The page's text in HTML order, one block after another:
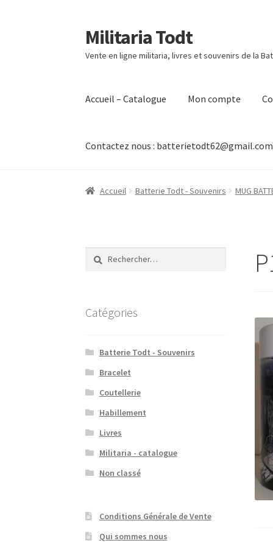
Aller
à
la
Aller
au
contenu
Militaria Todt
Vente en ligne militaria, livres et souvenirs de la
Accueil – Catalogue Mon compte
Contactez nous : batterietodt62@gmail.com
Accueil Batterie Todt - Souvenirs MUG
Catégories
Batterie Todt - Souvenirs
Bracelet
Coutellerie
Habillement
Livres
Militaria - catalogue
Non classé
Conditions Générale de Vente
Qui sommes nous